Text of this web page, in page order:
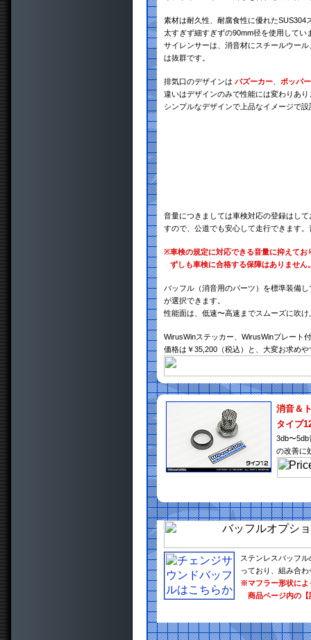
素材は耐久性、耐腐食性に優れたSUS304
太すぎず細すぎずの90mm径を使用してい
サイレンサーは、消音材にスチールウー
は抜群です。
排気口のデザインは バズーカー
ポッパー
違いはデザインのみで性能には変わりあ
シンプルなデザインで上品なイメージで
音量につきましては車検対応の登録はし
すので、公道でも安心して走行できます
※車検の規定に対応できる音量に抑えて
ずしも車検に合格する保障はありませ
バッフル（消音用のパーツ）を標準装備
が選択できます。
性能面は、低速〜高速までスムーズに吹
WirusWinステッカー、WirusWinプレート
価格は￥35,200（税込）と、大変お求め
消音＆
タイプ
3db〜
の改善に
ステンレスバッフ
っており、組み合
※マフラー形状によ
商品ページ内の【